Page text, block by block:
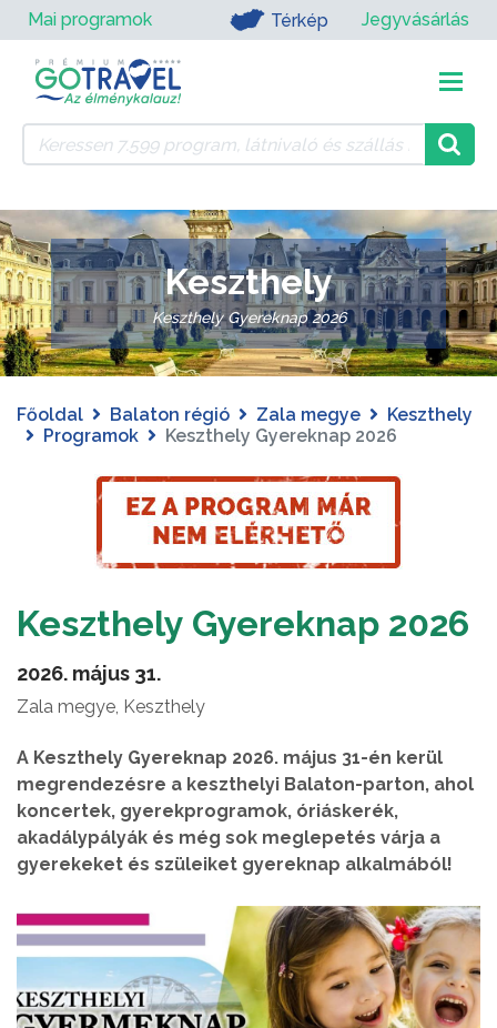
Mai programok Térkép Jegyvásárlás
Keszthely
Keszthely Gyereknap 2026
Főoldal Balaton régió Zala megye
Keszthely
Programok
Keszthely Gyereknap 2026
Keszthely Gyereknap 2026
2026. május 31.
Zala megye, Keszthely
A Keszthely Gyereknap 2026. május 31-én kerül
megrendezésre a keszthelyi Balaton-parton, ahol
koncertek, gyerekprogramok, óriáskerék,
akadálypályák és még sok meglepetés várja a
gyerekeket és szüleiket gyereknap alkalmából!